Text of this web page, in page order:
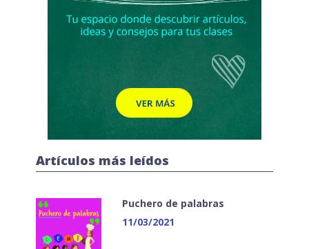
Artículos más leídos
Puchero de palabras
11/03/2021